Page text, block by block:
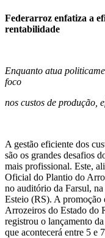
Federarroz enfatiza a
rentabilidade
Enquanto atua
foco
nos custos de produção,
A gestão eficiente dos
são os grandes desafios
mais profissional. Este,
Oficial do Plantio do
no auditório da Farsul,
Esteio (RS). A promoção
Arrozeiros do Estado do
registrou o lançamento
que acontecerá entre 5 e